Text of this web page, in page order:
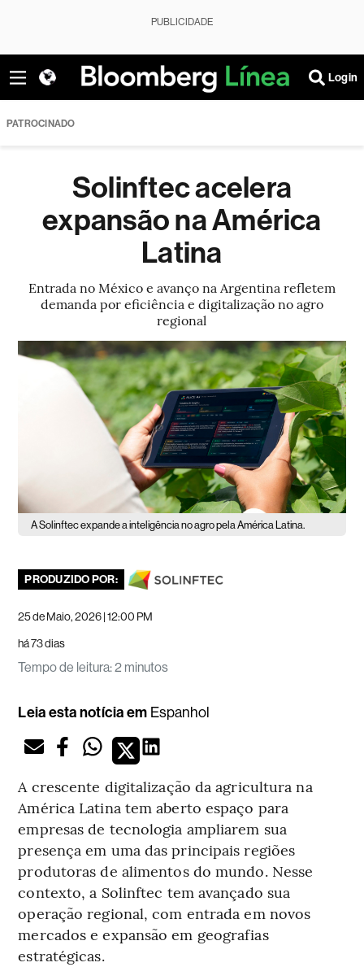
PUBLICIDADE
Login
PATROCINADO
Solinftec acelera
expansão na América
Latina
Entrada no México e avanço na Argentina refletem
demanda por eficiência e digitalização no agro
regional
A Solinftec expande a inteligência no agro pela América Latina.
PRODUZIDO POR:
25 de Maio, 2026 | 12:00 PM
há 73 dias
Tempo de leitura:2 minutos
Leia esta notícia em Espanhol
A crescente digitalização da agricultura na
América Latina tem aberto espaço para
empresas de tecnologia ampliarem sua
presença em uma das principais regiões
produtoras de alimentos do mundo. Nesse
contexto, a Solinftec tem avançado sua
operação regional, com entrada em novos
mercados e expansão em geografias
estratégicas.